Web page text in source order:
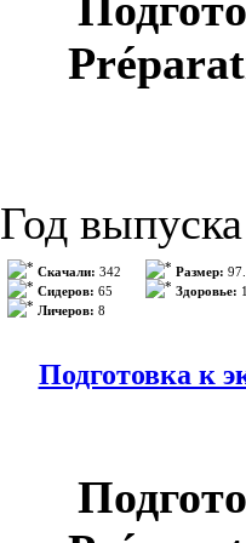
Качество:
Аудио
Битрейт
...>>>
Год
Автор:
Holle
Жанр:
ISBN:
Скачали: 342
Сидеров: 65
Личеров: 8
Размер:
Здоровье:
Подготовка к